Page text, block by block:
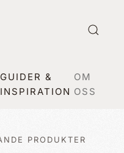
GUIDER &
INSPIRATION
OM
OSS
PRODUKTER